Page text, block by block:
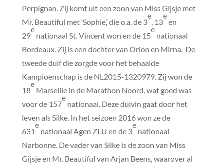
Perpignan. Zij komt uit een zoon van Miss Gijsje met
Mr. Beautiful met ‘Sophie,’ die o.a. de 3
e
, 13
e
en
29
e
nationaal St. Vincent won en de 15
e
nationaal
Bordeaux. Zij is een dochter van Orion en Mirna. De
tweede duif die zorgde voor het behaalde
Kampioenschap is de NL2015-1320979. Zij won de
18
e
Marseille in de Marathon Noord, wat goed was
voor de 157
e
nationaal. Deze duivin gaat door het
leven als Silke. In het seizoen 2016 won ze de
631
e
nationaal Agen ZLU en de 3
e
nationaal
Narbonne. De vader van Silke is de zoon van Miss
Gijsje en Mr. Beautiful van Arjan Beens, waarover al